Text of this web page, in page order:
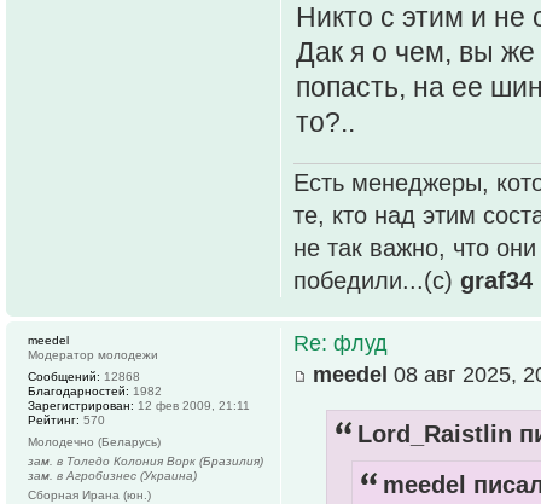
Никто с этим и не
Дак я о чем, вы же
попасть, на ее
то?..
Есть менеджеры,
те, кто над этим
не так важно, что
победили...(с) graf34
Re: флуд
meedel 08 авг 2025,
Lord_Raistlin
meedel
meedel
Модератор молодежи
Сообщений: 12868
Благодарностей: 1982
Зарегистрирован: 12 фев 2009, 21:11
Рейтинг: 570
Молодечно (Беларусь)
зам. в Толедо Колония Ворк (Бразилия)
зам. в Агробизнес (Украина)
Сборная Ирана (юн.)